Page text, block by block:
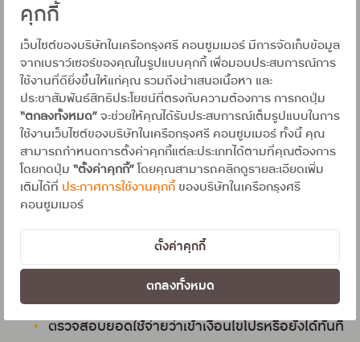
คุกกี้
เว็บไซต์ของบริษัทในเครือกรุงศรี คอนซูมเมอร์ มีการจัดเก็บข้อมูล
จากเบราว์เซอร์ของคุณในรูปแบบคุกกี้ เพื่อมอบประสบการณ์การ
ใช้งานที่ดียิ่งขึ้นให้แก่คุณ รวมถึงนำเสนอเนื้อหา และ
ประชาสัมพันธ์สิทธิประโยชน์ที่ตรงกับความต้องการ การกดปุ่ม
“ตกลงทั้งหมด”จะช่วยให้คุณได้รับประสบการณ์เต็มรูปแบบในการ
ใช้งานเว็บไซต์ของบริษัทในเครือกรุงศรี คอนซูมเมอร์ ทั้งนี้ คุณ
สามารถกำหนดการตั้งค่าคุกกี้แต่ละประเภทได้ตามที่คุณต้องการ
โดยกดปุ่ม “ตั้งค่าคุกกี้”โดยคุณสามารถคลิกดูรายละเอียดเพิ่ม
เติมได้ที่ ประกาศการใช้งานคุกกี้ ของบริษัทในเครือกรุงศรี
คอนซูมเมอร์
ตั้งค่าคุกกี้
ตกลงทั้งหมด
พิมพ์ชื่อร้าน เช่น “Shopee” หรือ “Lazada” แล้วค้นหา
ได้ทันที
ถ้านึกชื่อไม่ออก แต่อยากไปเที่ยว แค่พิมพ์คำว่า “ท่อง
เที่ยว” แอปก็จะคัดสรรโปรที่เกี่ยวข้องมาให้ครบ
ลงทะเบียนโปรโมชันได้เอง
กดลงทะเบียนผ่านแอปได้เลย ไม่ต้องโทร ไม่ต้องส่ง
ตั้งเป็น “รายการโปรด” ไว้ดูภายหลังได้ง่าย
ตรวจสอบยอดใช้จ่ายว่าเข้าเงื่อนไขโปรหรือยังได้ทันที